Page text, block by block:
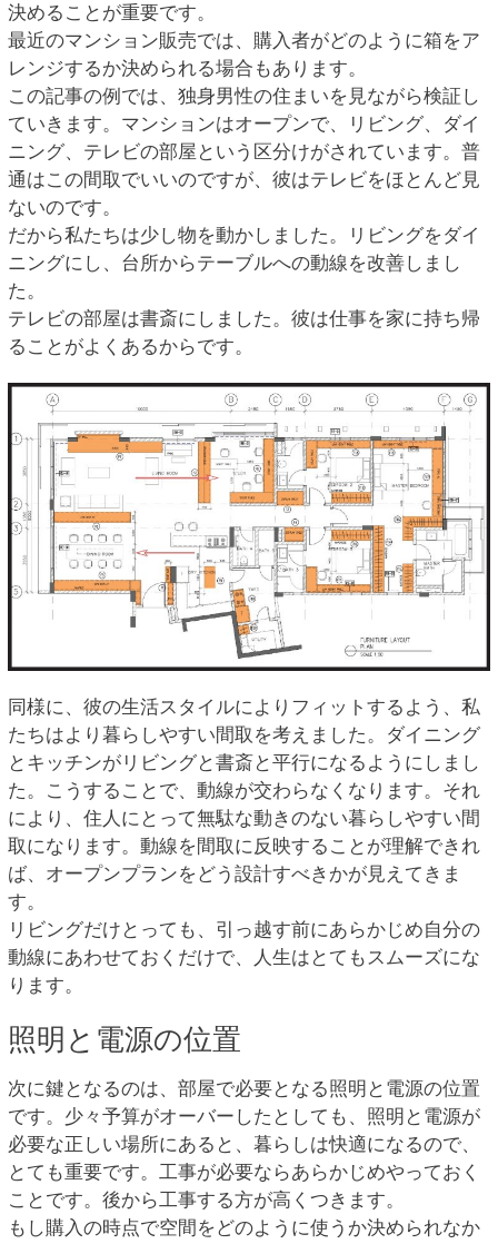
決めることが重要です。
最近のマンション販売では、購入者がどのように箱をア
レンジするか決められる場合もあります。
この記事の例では、独身男性の住まいを見ながら検証し
ていきます。マンションはオープンで、リビング、ダイ
ニング、テレビの部屋という区分けがされています。普
通はこの間取でいいのですが、彼はテレビをほとんど見
ないのです。
だから私たちは少し物を動かしました。リビングをダイ
ニングにし、台所からテーブルへの動線を改善しまし
た。
テレビの部屋は書斎にしました。彼は仕事を家に持ち帰
ることがよくあるからです。
同様に、彼の生活スタイルによりフィットするよう、私
たちはより暮らしやすい間取を考えました。ダイニング
とキッチンがリビングと書斎と平行になるようにしまし
た。こうすることで、動線が交わらなくなります。それ
により、住人にとって無駄な動きのない暮らしやすい間
取になります。動線を間取に反映することが理解できれ
ば、オープンプランをどう設計すべきかが見えてきま
す。
リビングだけとっても、引っ越す前にあらかじめ自分の
動線にあわせておくだけで、人生はとてもスムーズにな
ります。
照明と電源の位置
次に鍵となるのは、部屋で必要となる照明と電源の位置
です。少々予算がオーバーしたとしても、照明と電源が
必要な正しい場所にあると、暮らしは快適になるので、
とても重要です。工事が必要ならあらかじめやっておく
ことです。後から工事する方が高くつきます。
もし購入の時点で空間をどのように使うか決められなか